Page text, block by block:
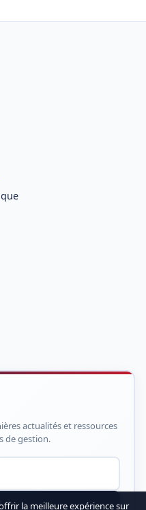
actualités et ressources
de gestion.
la meilleure expérience sur